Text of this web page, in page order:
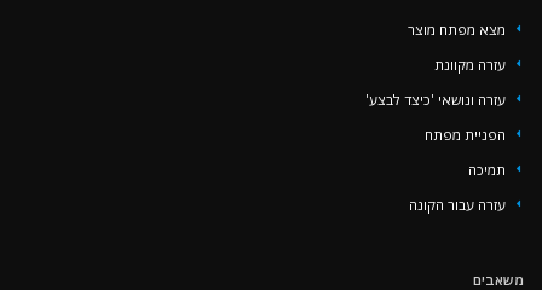
מצא מפתח מוצר
עזרה מקוונת
עזרה ונושאי 'כיצד לבצע'
הפניית מפתח
‏‏תמיכה
עזרה עבור הקונה
משאבים